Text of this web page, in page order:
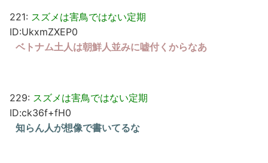
221: スズメは害鳥ではない定期
ID:UkxmZXEP0
ベトナム土人は朝鮮人並みに嘘付くからなあ
229: スズメは害鳥ではない定期
ID:ck36f+fH0
知らん人が想像で書いてるな